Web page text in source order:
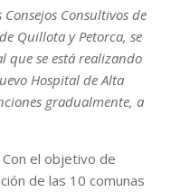
Consultivos de
Quillota y Petorca, se
que se está realizando
Hospital de Alta
gradualmente, a
el objetivo de
de las 10 comunas